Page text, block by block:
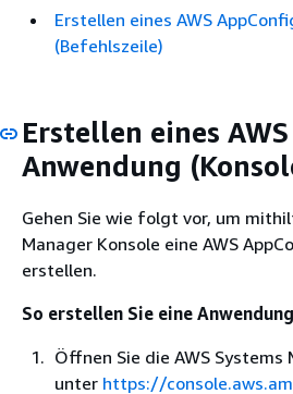
Erstellen eines AWS
(Befehlszeile)
Erstellen eines
Anwendung
Gehen Sie wie folgt vor, um
Manager Konsole eine AWS
erstellen.
So erstellen Sie eine Anwendung
Öffnen Sie die AWS Systems
unter https://